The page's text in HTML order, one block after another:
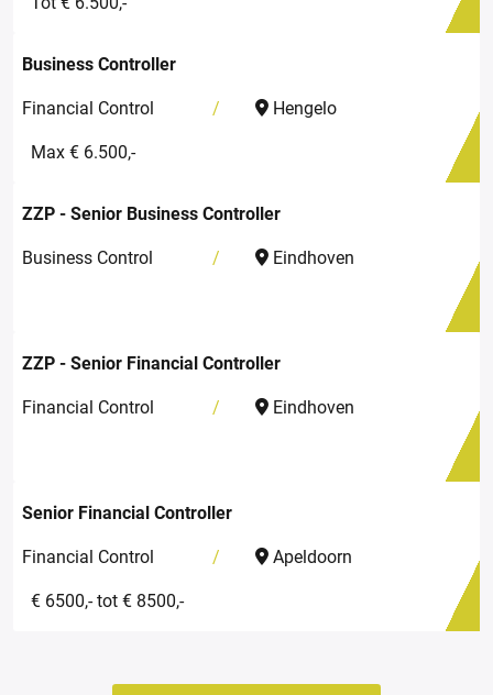
Business Controller
Financial Control
Hengelo
Max € 6.500,-
ZZP - Senior Business Controller
Business Control
Eindhoven
ZZP - Senior Financial Controller
Financial Control
Eindhoven
Senior Financial Controller
Financial Control
Apeldoorn
€ 6500,- tot € 8500,-